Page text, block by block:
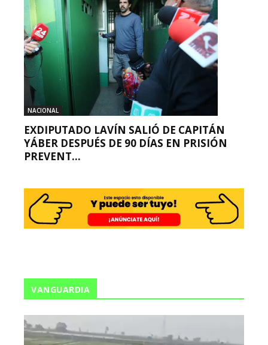
NACIONAL
EXDIPUTADO LAVÍN SALIÓ DE CAPITÁN
YÁBER DESPUÉS DE 90 DÍAS EN PRISIÓN
PREVENT...
VANGUARDIA